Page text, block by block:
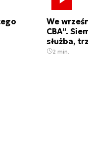
We
CBA”.
służba,
2 min.